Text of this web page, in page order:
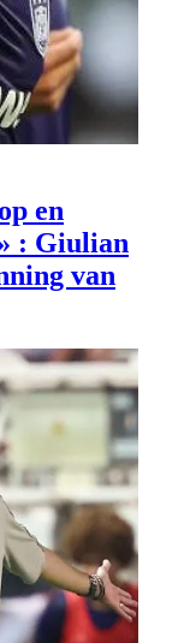
en
: Giulian
van